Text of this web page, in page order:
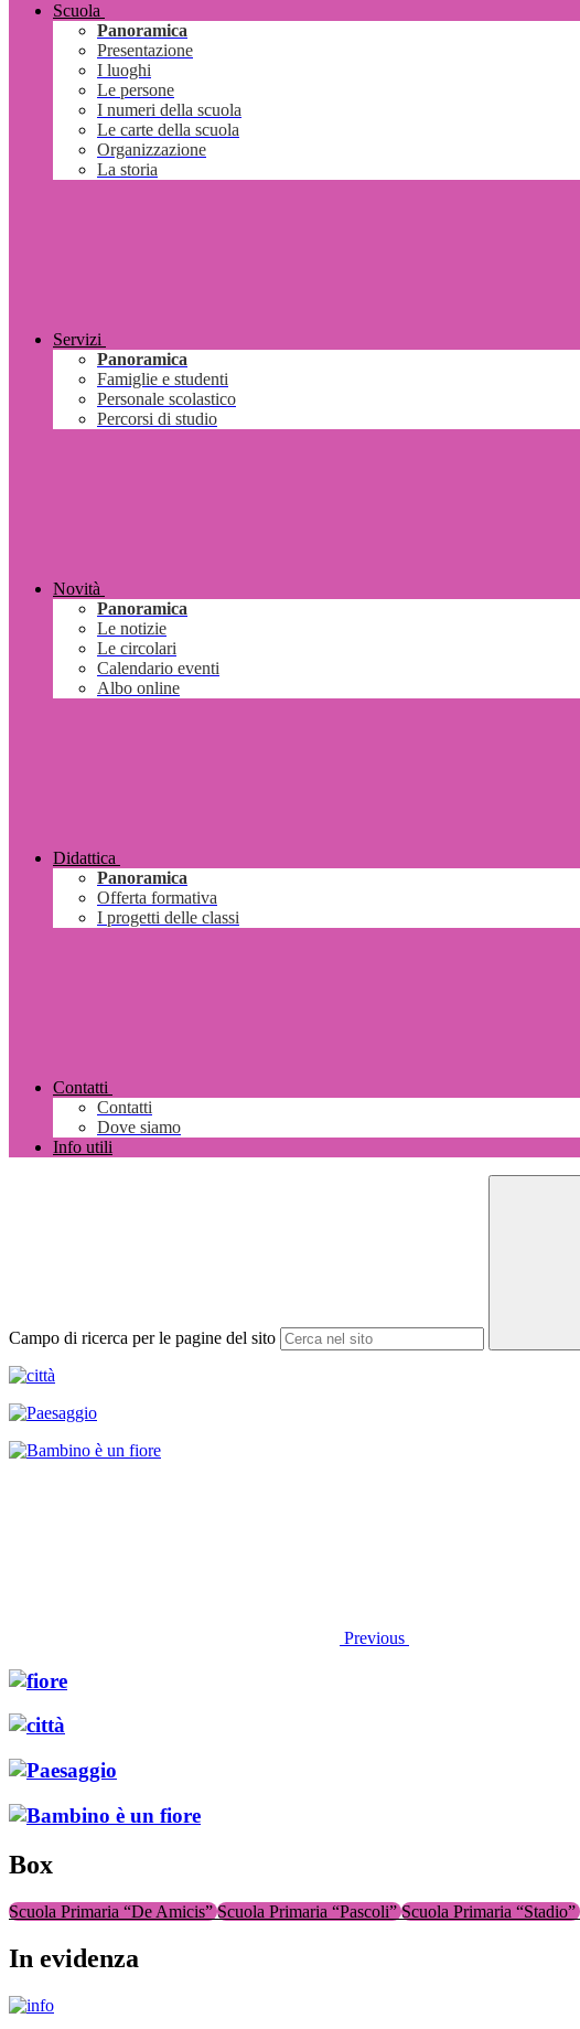
Scuola
Panoramica
Presentazione
I luoghi
Le persone
I numeri della scuola
Le carte della scuola
Organizzazione
La storia
Servizi
Panoramica
Famiglie e studenti
Personale scolastico
Percorsi di studio
Novità
Panoramica
Le notizie
Le circolari
Calendario eventi
Albo online
Didattica
Panoramica
Offerta formativa
I progetti delle classi
Contatti
Contatti
Dove siamo
Info utili
Campo di ricerca per le pagine del sito
Previous
Box
Scuola Primaria “De Amicis”Scuola Primaria “Pascoli”Scuola Primaria “Stadio”
In evidenza